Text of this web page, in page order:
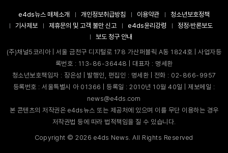
e4ds뉴스 매체소개 개인정보취급방침 이용약관
청소년보호정책
기사제보
제휴문의 및 고객 불만 신고 e4ds윤리강령
정정·반론보도
보도 청구 안내
(주)채널5코리아 | 서울 금천구 디지털로 178 가산퍼블릭 A동 1824호 | 사업자등
록번호 : 113-86-36448 | 대표자 : 명세환
청소년보호책임자 : 장은성 | 발행인, 편집인 : 명세환 | 전화 : 02-866-9957
등록번호 : 서울특별시 아 01366 | 등록일 : 2010년 10월 40일 | 제보메일 :
news@e4ds.com
본 콘텐츠의 저작권은 e4ds뉴스 또는 제공처에 있으며 이를 무단 이용하는 경우
저작권법 등에 따라 법적책임을 질 수 있습니다.
Copyright ©2026 e4ds News. All Rights Reserved